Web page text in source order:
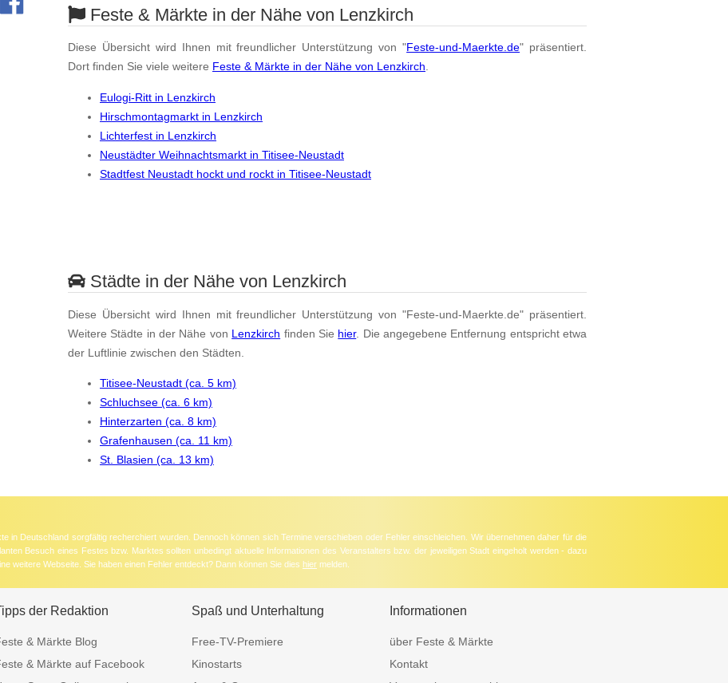
Feste & Märkte in der Nähe von Lenzkirch
Diese Übersicht wird Ihnen mit freundlicher Unterstützung von "Feste-und-Maerkte.de" präsentiert.
Dort finden Sie viele weitere Feste & Märkte in der Nähe von Lenzkirch.
Eulogi-Ritt in Lenzkirch
Hirschmontagmarkt in Lenzkirch
Lichterfest in Lenzkirch
Neustädter Weihnachtsmarkt in Titisee-Neustadt
Stadtfest Neustadt hockt und rockt in Titisee-Neustadt
Städte in der Nähe von Lenzkirch
Diese Übersicht wird Ihnen mit freundlicher Unterstützung von "Feste-und-Maerkte.de" präsentiert.
Weitere Städte in der Nähe von Lenzkirch finden Sie hier. Die angegebene Entfernung entspricht etwa
der Luftlinie zwischen den Städten.
Titisee-Neustadt (ca. 5 km)
Schluchsee (ca. 6 km)
Hinterzarten (ca. 8 km)
Grafenhausen (ca. 11 km)
St. Blasien (ca. 13 km)
in Deutschland sorgfältig recherchiert wurden. Dennoch können sich Termine verschieben oder Fehler einschleichen. Wir übernehmen daher für die
Besuch eines Festes bzw. Marktes sollten unbedingt aktuelle Informationen des Veranstalters bzw. der jeweiligen Stadt eingeholt werden - dazu
weitere Webseite. Sie haben einen Fehler entdeckt? Dann können Sie dies hier melden.
der Redaktion
& Märkte Blog
& Märkte auf Facebook
Spaß und Unterhaltung
Free-TV-Premiere
Kinostarts
Informationen
über Feste & Märkte
Kontakt